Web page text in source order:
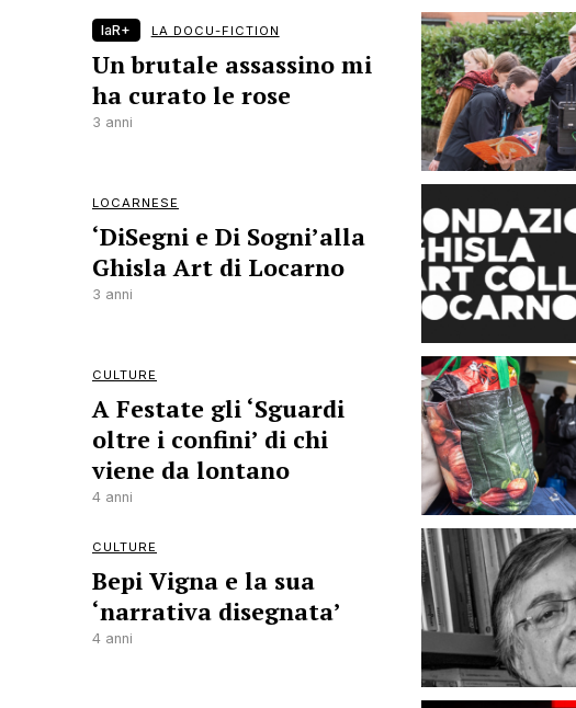
laR+ LA DOCU-FICTION
Un brutale assassino mi
ha curato le rose
3 anni
LOCARNESE
‘DiSegni e Di Sogni’alla
Ghisla Art di Locarno
3 anni
CULTURE
A Festate gli ‘Sguardi
oltre i confini’ di chi
viene da lontano
4 anni
CULTURE
Bepi Vigna e la sua
‘narrativa disegnata’
4 anni